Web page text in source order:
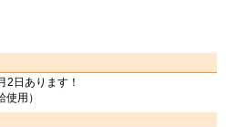
2日あります！
用）